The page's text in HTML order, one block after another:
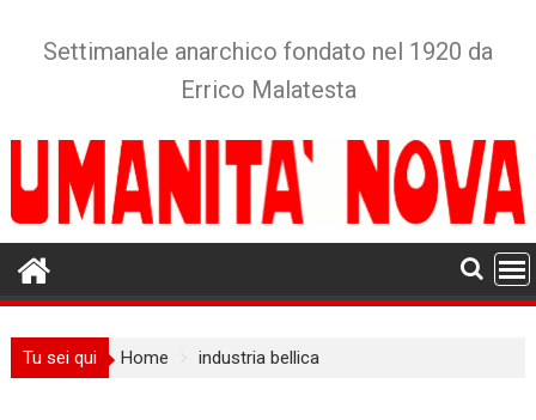
Settimanale anarchico fondato nel 1920 da
Errico Malatesta
Tu sei qui Home industria bellica